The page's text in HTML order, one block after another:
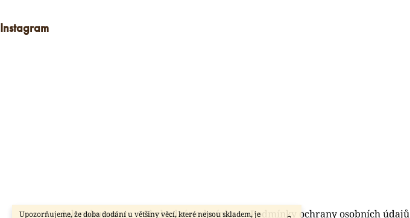
Upozorňujeme, že doba dodání u většiny věcí, které nejsou skladem, je
Instagram
Jak nakupovat Obchodní podmínky Podmínky ochrany osobních údajů